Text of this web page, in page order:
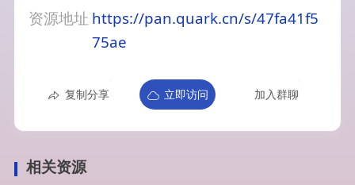
资源地址 https://pan.quark.cn/s/47fa41f5
75ae
复制分享 立即访问 加入群聊
相关资源